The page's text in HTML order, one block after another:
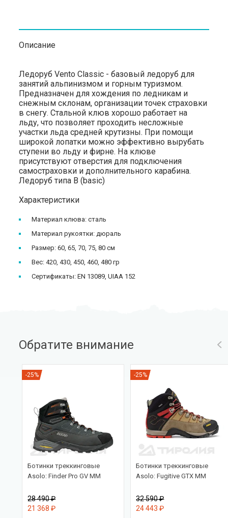
Описание
Ледоруб Vento Classic - базовый ледоруб для
занятий альпинизмом и горным туризмом.
Предназначен для хождения по ледникам и
снежным склонам, организации точек страховки
в снегу. Стальной клюв хорошо работает на
льду, что позволяет проходить несложные
участки льда средней крутизны. При помощи
широкой лопатки можно эффективно вырубать
ступени во льду и фирне. На клюве
присутствуют отверстия для подключения
самостраховки и дополнительного карабина.
Ледоруб типа B (basic)
Характеристики
Материал клюва: сталь
Материал рукоятки: дюраль
Размер: 60, 65, 70, 75, 80 см
Вес: 420, 430, 450, 460, 480 гр
Сертификаты: EN 13089, UIAA 152
Обратите внимание
-25%
Ботинки треккинговые
Asolo: Finder Pro GV MM
28 490 ₽
21 368 ₽
-25%
Ботинки треккинговые
Asolo: Fugitive GTX MM
32 590 ₽
24 443 ₽